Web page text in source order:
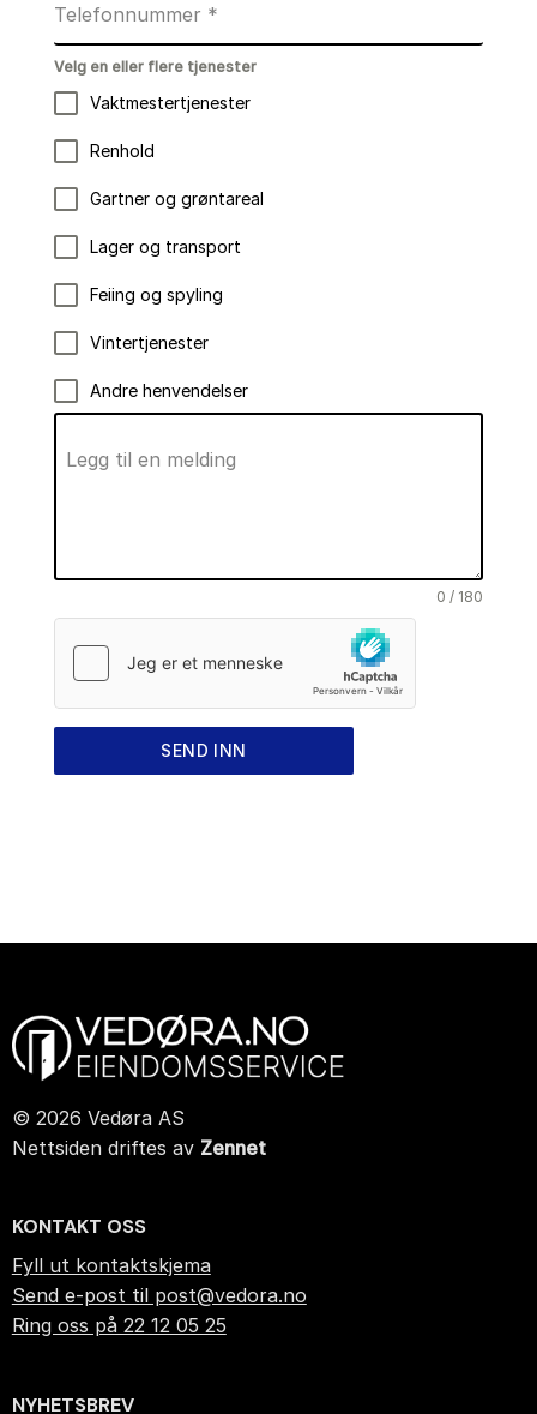
Telefonnummer *
Velg en eller flere tjenester
Vaktmestertjenester
Renhold
Gartner og grøntareal
Lager og transport
Feiing og spyling
Vintertjenester
Andre henvendelser
Legg til en melding
0 / 180
SEND INN
© 2026 Vedøra AS
Nettsiden driftes av Zennet
KONTAKT OSS
Fyll ut kontaktskjema
Send e-post til post@vedora.no
Ring oss på 22 12 05 25
NYHETSBREV